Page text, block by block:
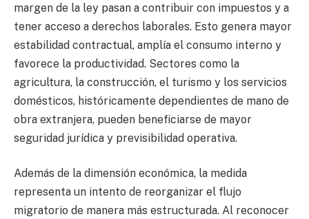
margen de la ley pasan a contribuir con impuestos y a
tener acceso a derechos laborales. Esto genera mayor
estabilidad contractual, amplía el consumo interno y
favorece la productividad. Sectores como la
agricultura, la construcción, el turismo y los servicios
domésticos, históricamente dependientes de mano de
obra extranjera, pueden beneficiarse de mayor
seguridad jurídica y previsibilidad operativa.
Además de la dimensión económica, la medida
representa un intento de reorganizar el flujo
migratorio de manera más estructurada. Al reconocer